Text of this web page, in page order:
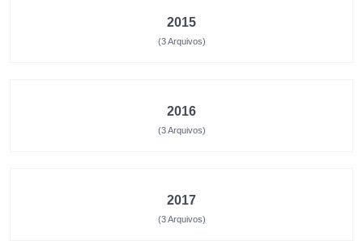
2015
(3 Arquivos)
2016
(3 Arquivos)
2017
(3 Arquivos)